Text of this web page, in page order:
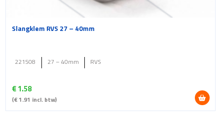
Slangklem RVS 27 – 40mm
€1.58
(€ 1.91 incl. btw)
221508 27 – 40mm RVS